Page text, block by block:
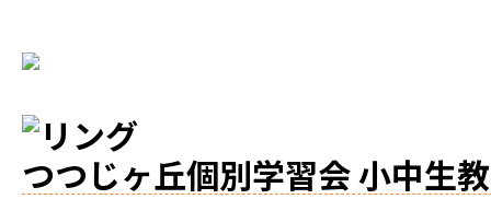
つつじヶ丘個別学習会 小中生